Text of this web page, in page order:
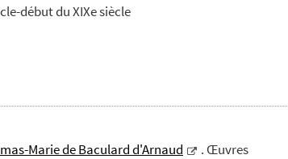
début du XIXe siècle
Marie de Baculard d'Arnaud
. Œuvres